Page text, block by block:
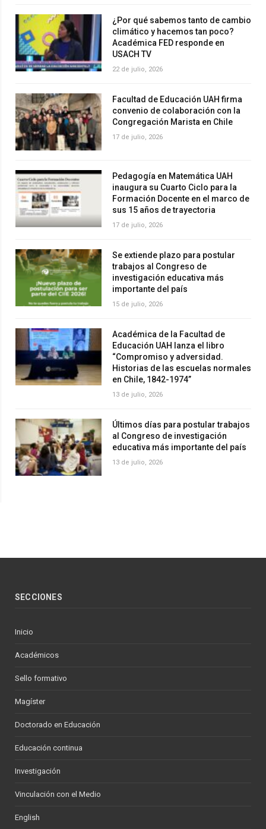
¿Por qué sabemos tanto de cambio
climático y hacemos tan poco?
Académica FED responde en
USACH TV
22 de julio, 2026
Facultad de Educación UAH firma
convenio de colaboración con la
Congregación Marista en Chile
17 de julio, 2026
Pedagogía en Matemática UAH
inaugura su Cuarto Ciclo para la
Formación Docente en el marco de
sus 15 años de trayectoria
17 de julio, 2026
Se extiende plazo para postular
trabajos al Congreso de
investigación educativa más
importante del país
15 de julio, 2026
Académica de la Facultad de
Educación UAH lanza el libro
“Compromiso y adversidad.
Historias de las escuelas normales
en Chile, 1842-1974”
13 de julio, 2026
Últimos días para postular trabajos
al Congreso de investigación
educativa más importante del país
13 de julio, 2026
SECCIONES
Inicio
Académicos
Sello formativo
Magíster
Doctorado en Educación
Educación continua
Investigación
Vinculación con el Medio
English